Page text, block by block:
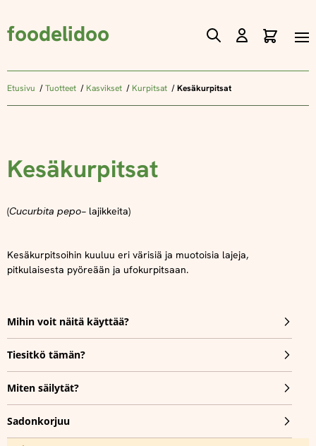
foodelidoo
Skip
Content
Etusivu Tuotteet Kasvikset Kurpitsat Kesäkurpitsat
Kesäkurpitsat
(Cucurbita pepo- lajikkeita)
Kesäkurpitsoihin kuuluu eri värisiä ja muotoisia lajeja,
pitkulaisesta pyöreään ja ufokurpitsaan.
Mihin voit näitä käyttää?
Tiesitkö tämän?
Miten säilytät?
Sadonkorjuu